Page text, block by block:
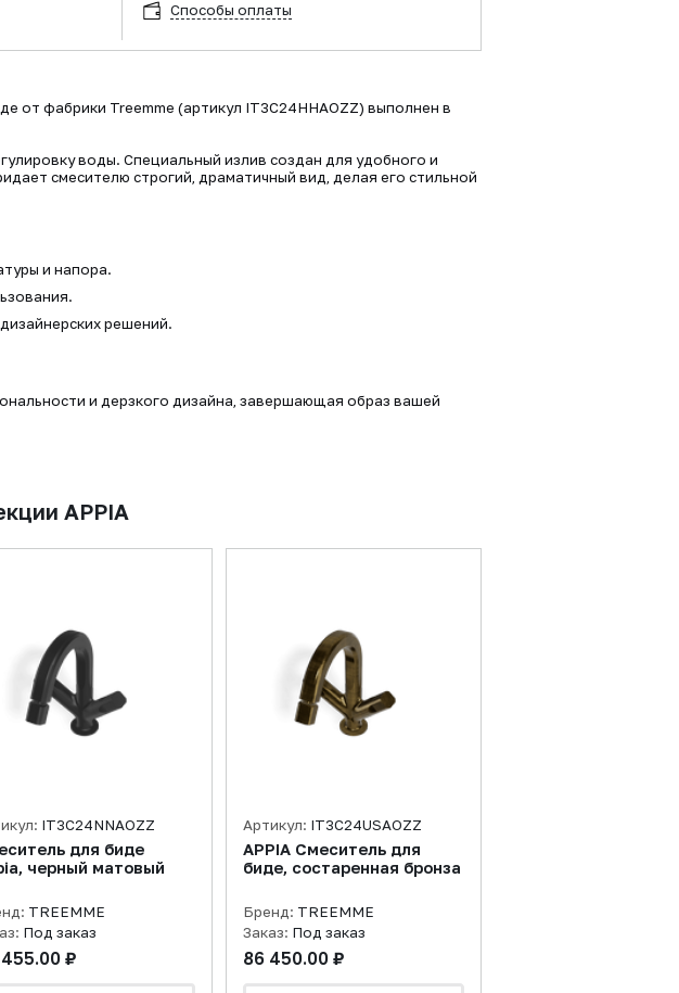
Способы оплаты
от фабрики Treemme (артикул IT3C24HHAOZZ) выполнен в
воды. Специальный излив создан для удобного и
смесителю строгий, драматичный вид, делая его стильной
и напора.
решений.
и дерзкого дизайна, завершающая образ вашей
APPIA
IT3C24NNAOZZ
для биде
черный матовый
TREEMME
Под заказ
₽
Артикул: IT3C24USAOZZ
APPIA Смеситель для
биде, состаренная бронза
Бренд: TREEMME
Заказ: Под заказ
86 450.00 ₽